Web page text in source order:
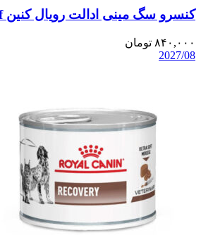
کنسرو سگ مینی ادالت رویال کنین Mini Adult Loaf
۸۴۰,۰۰۰ تومان
2027/08